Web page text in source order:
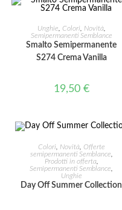
AGGIUNGI AL CARRELLO
Unghie Colori Novità,
Semipermanenti Semblance
Smalto Semipermanente
S274 Crema Vanilla
19,50 €
IN OFFERTA!
AGGIUNGI AL CARRELLO
Colori Novità, Offerte
semipermanenti Semblance
Prodotti in offerta,
Semipermanenti Semblance
Unghie
Day Off Summer Collection